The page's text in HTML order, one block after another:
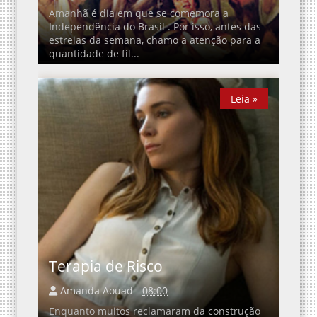
Amanhã é dia em que se comemora a
Independência do Brasil . Por isso, antes das
estreias da semana, chamo a atenção para a
quantidade de fil...
Terapia de Risco
Amanda Aouad
08:00
Enquanto muitos reclamaram da construção
Leia »
Leia »